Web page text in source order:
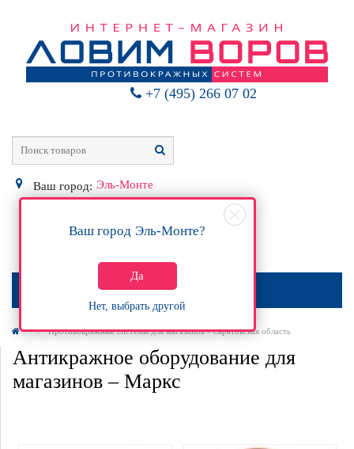
+7 (495) 266 07 02
Ваш город: Эль-Монте
Ваш город Эль-Монте?
Да
Нет, выбрать другой
0Р
МЕНЮ
Противокражные системы для магазинов - Саратовская область
Антикражное оборудование для
магазинов – Маркс